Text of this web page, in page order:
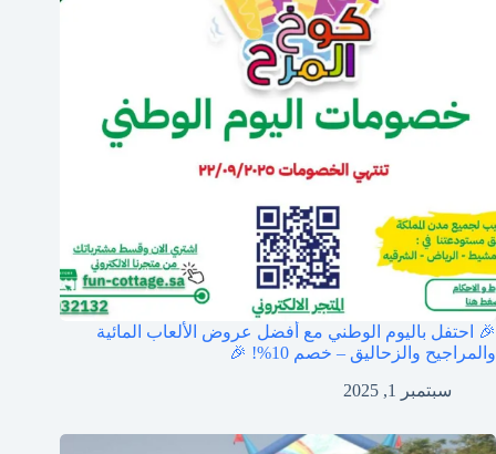
🎉 احتفل باليوم الوطني مع أفضل عروض الألعاب المائية
والمراجيح والزحاليق – خصم 10%! 🎉
سبتمبر 1, 2025